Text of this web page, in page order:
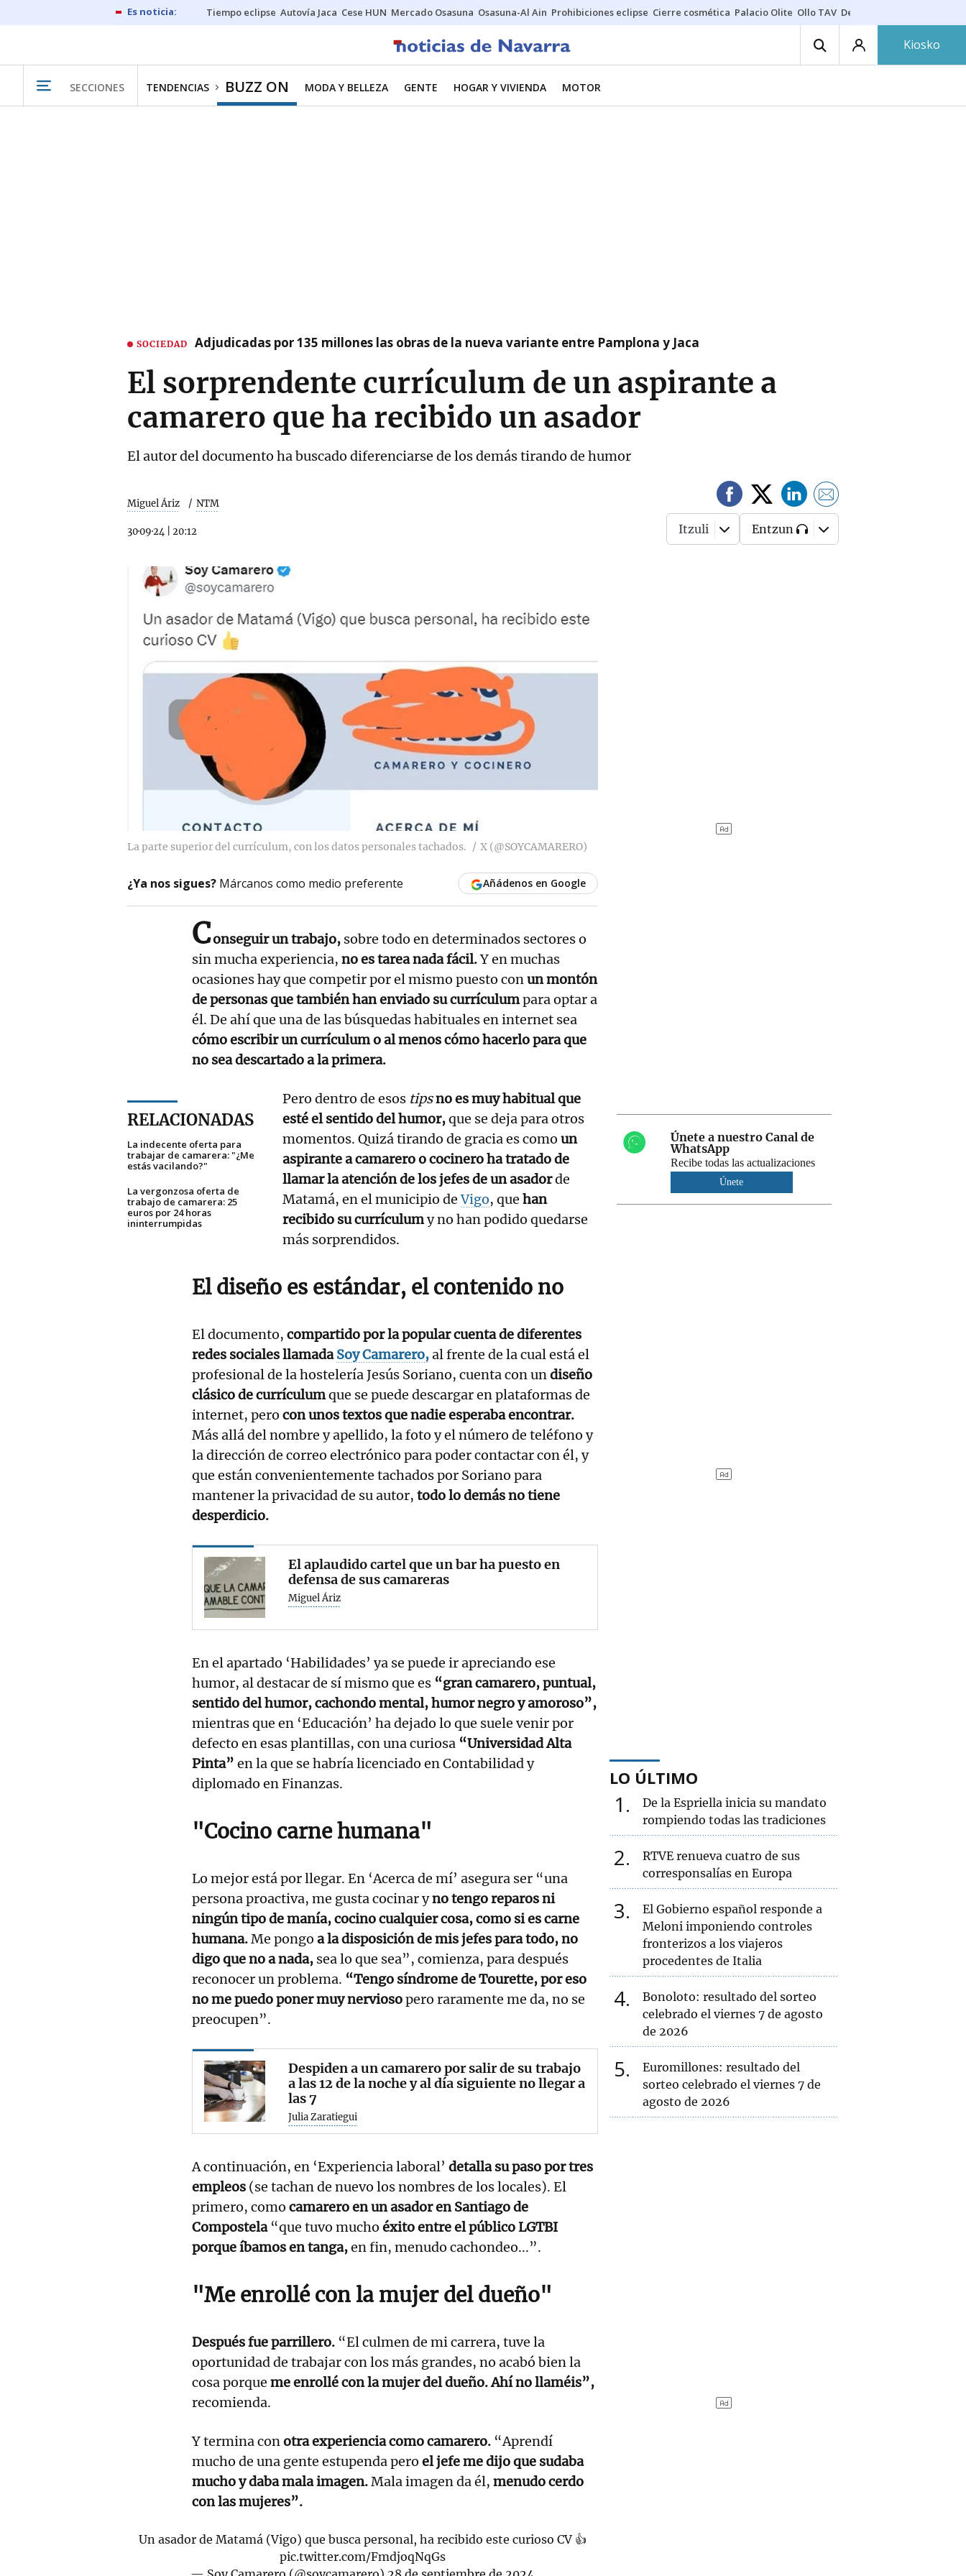
Tiempo eclipse Autovía Jaca Cese HUN Mercado Osasuna Osasuna-Al Ain Prohibiciones eclipse Cierre cosmética Palacio Olite Ollo TAV Derrama vecinos
Kiosko
SECCIONES TENDENCIAS BUZZ ON MODA Y BELLEZA GENTE HOGAR Y VIVIENDA MOTOR
SOCIEDAD Adjudicadas por 135 millones las obras de la nueva variante entre Pamplona y Jaca
El sorprendente currículum de un aspirante a
camarero que ha recibido un asador
El autor del documento ha buscado diferenciarse de los demás tirando de humor
Miguel Áriz NTM
30·09·24 20:12 Itzuli Entzun
La parte superior del currículum, con los datos personales tachados. X (@SOYCAMARERO)
¿Ya nos sigues? Márcanos como medio preferente Añádenos en Google
Conseguir un trabajo, sobre todo en determinados sectores o
sin mucha experiencia, no es tarea nada fácil.Y en muchas
ocasiones hay que competir por el mismo puesto conun montón
de personas que también han enviado su currículumpara optar a
él. De ahí que una de las búsquedas habituales en internet sea
cómo escribir un currículum o al menos cómo hacerlo para que
no sea descartado a la primera.
RELACIONADAS
La indecente oferta para
trabajar de camarera: "¿Me
estás vacilando?"
La vergonzosa oferta de
trabajo de camarera: 25
euros por 24 horas
ininterrumpidas
Pero dentro de esos tipsno es muy habitual que
esté el sentido del humor,que se deja para otros
momentos. Quizá tirando de gracia es como un
aspirante a camarero o cocinero ha tratado de
llamar la atención de los jefes de un asadorde
Matamá, en el municipio deVigo, que han
recibido su currículumy no han podido quedarse
más sorprendidos.
El diseño es estándar, el contenido no
El documento, compartido por la popular cuenta de diferentes
redes sociales llamadaSoy Camarero,al frente de la cual está el
profesional de la hostelería Jesús Soriano, cuenta con undiseño
clásico de currículumque se puede descargar en plataformas de
internet, pero con unos textos que nadie esperaba encontrar.
Más allá del nombre y apellido, la foto y el número de teléfono y
la dirección de correo electrónico para poder contactar con él, y
que están convenientemente tachados por Soriano para
mantener la privacidad de su autor, todo lo demás no tiene
desperdicio.
El aplaudido cartel que un bar ha puesto en
defensa de sus camareras
Miguel Áriz
En el apartado ‘Habilidades’ ya se puede ir apreciando ese
humor, al destacar de sí mismo que es “gran camarero, puntual,
sentido del humor, cachondo mental, humor negro y amoroso”,
mientras que en ‘Educación’ ha dejado lo que suele venir por
defecto en esas plantillas, con una curiosa “Universidad Alta
Pinta” en la que se habría licenciado en Contabilidad y
diplomado en Finanzas.
"Cocino carne humana"
Lo mejor está por llegar. En ‘Acerca de mí’ asegura ser “una
persona proactiva, me gusta cocinar yno tengo reparos ni
ningún tipo de manía, cocino cualquier cosa, como si es carne
humana.Me pongo a la disposición de mis jefes para todo, no
digo que no a nada, sea lo que sea”, comienza, para después
reconocer un problema. “Tengo síndrome de Tourette, por eso
no me puedo poner muy nerviosopero raramente me da, no se
preocupen”.
Despiden a un camarero por salir de su trabajo
a las 12 de la noche y al día siguiente no llegar a
las 7
Julia Zaratiegui
A continuación, en ‘Experiencia laboral’ detalla su paso por tres
empleos (se tachan de nuevo los nombres de los locales). El
primero, como camarero en un asador en Santiago de
Compostela “que tuvo mucho éxito entre el público LGTBI
porque íbamos en tanga,en fin, menudo cachondeo...”.
"Me enrollé con la mujer del dueño"
Después fue parrillero. “El culmen de mi carrera, tuve la
oportunidad de trabajar con los más grandes, no acabó bien la
cosa porque me enrollé con la mujer del dueño. Ahí no llaméis”,
recomienda.
Y termina conotra experiencia como camarero. “Aprendí
mucho de una gente estupenda pero el jefe me dijo que sudaba
mucho y daba mala imagen.Mala imagen da él, menudo cerdo
con las mujeres”.
Un asador de Matamá (Vigo) que busca personal, ha recibido este curioso CV 👍
pic.twitter.com/FmdjoqNqGs
Únete a nuestro Canal de
WhatsApp
Recibe todas las actualizaciones
Únete
LO ÚLTIMO
1
De la Espriella inicia su mandato
rompiendo todas las tradiciones
2
RTVE renueva cuatro de sus
corresponsalías en Europa
3
El Gobierno español responde a
Meloni imponiendo controles
fronterizos a los viajeros
procedentes de Italia
4
Bonoloto: resultado del sorteo
celebrado el viernes 7 de agosto
de 2026
5
Euromillones: resultado del
sorteo celebrado el viernes 7 de
agosto de 2026